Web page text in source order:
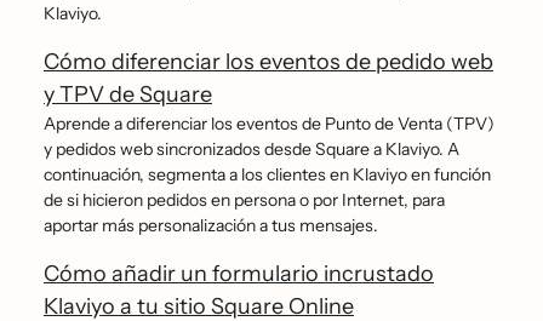
Klaviyo.
Cómo diferenciar los eventos de pedido web
y TPV de Square
Aprende a diferenciar los eventos de Punto de Venta (TPV)
y pedidos web sincronizados desde Square a Klaviyo. A
continuación, segmenta a los clientes en Klaviyo en función
de si hicieron pedidos en persona o por Internet, para
aportar más personalización a tus mensajes.
Cómo añadir un formulario incrustado
Klaviyo a tu sitio Square Online